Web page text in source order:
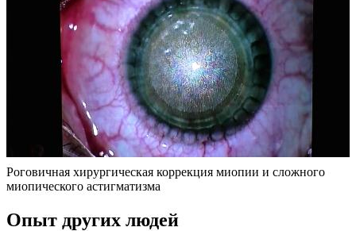
Роговичная хирургическая коррекция миопии и сложного
миопического астигматизма
Опыт других людей